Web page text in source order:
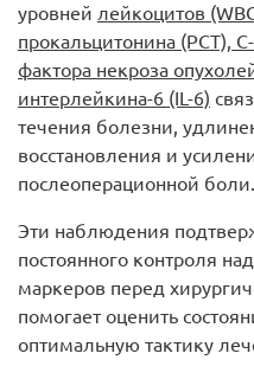
уровней лейкоцитов
прокальцитонина (PCT),
фактора некроза
интерлейкина-6 (IL-6)
течения болезни,
восстановления и
послеоперационной боли.
Эти наблюдения
постоянного контроля
маркеров перед
помогает оценить
оптимальную тактику